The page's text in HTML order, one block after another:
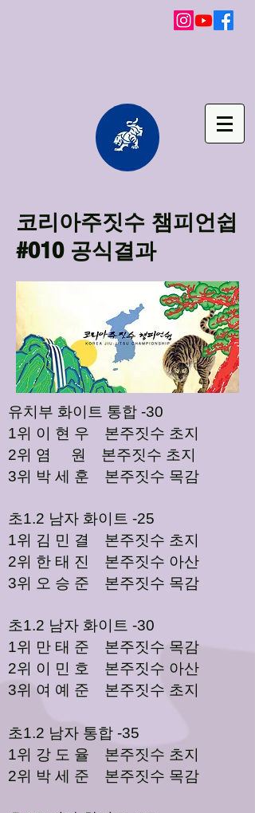
코리아주짓수 챔피언쉽
#010 공식결과
유치부 화이트 통합 -30
1위 이 현 우 본주짓수 초지
2위 염 원 본주짓수 초지
3위 박 세 훈 본주짓수 목감
초1.2 남자 화이트 -25
1위 김 민 결 본주짓수 초지
2위 한 태 진 본주짓수 아산
3위 오 승 준 본주짓수 목감
초1.2 남자 화이트 -30
1위 만 태 준 본주짓수 목감
2위 이 민 호 본주짓수 아산
3위 여 예 준 본주짓수 초지
초1.2 남자 통합 -35
1위 강 도 율 본주짓수 초지
2위 박 세 준 본주짓수 목감